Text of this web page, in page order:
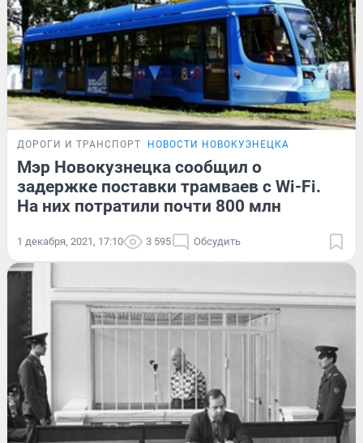
ДОРОГИ И ТРАНСПОРТ НОВОСТИ НОВОКУЗНЕЦКА
Мэр Новокузнецка сообщил о
задержке поставки трамваев с Wi-Fi.
На них потратили почти 800 млн
1 декабря, 2021, 17:10 3 595 Обсудить